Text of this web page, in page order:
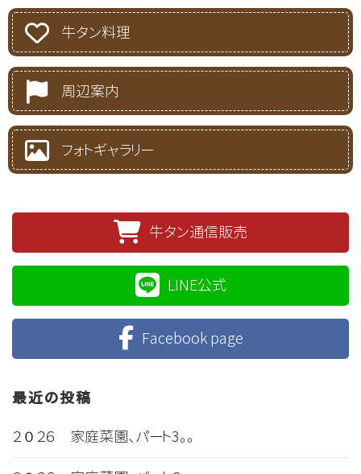
牛タン料理
周辺案内
フォトギャラリー
牛タン通信販売
LINE公式
Facebook page
最近の投稿
２０２６ 家庭菜園、パート3。。